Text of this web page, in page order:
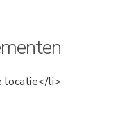
locatie</li>